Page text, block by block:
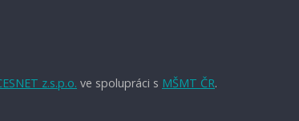
z.s.p.o. ve spolupráci s MŠMT ČR.